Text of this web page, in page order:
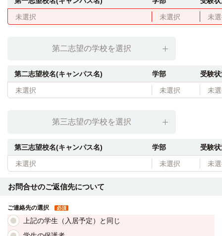
未選択 未選択 未
第二志望の学校を選択
第二志望校名(キャンパス名) 学部 受験
未選択 未選択 未
第三志望の学校を選択
第三志望校名(キャンパス名) 学部 受験
未選択 未選択 未
お問合せのご返信先について
ご連絡先の選択 必須
上記の学生（入居予定）と同じ